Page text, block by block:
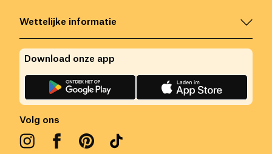
Wettelijke informatie
Volg ons
Download onze app